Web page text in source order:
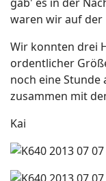
waren wir auf der
Wir konnten drei
ordentlicher
noch eine Stunde
zusammen mit
Kai